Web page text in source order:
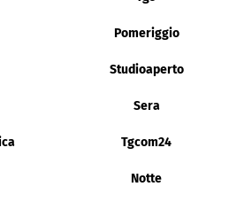
Pomeriggio
Studioaperto
Sera
Tgcom24
Notte